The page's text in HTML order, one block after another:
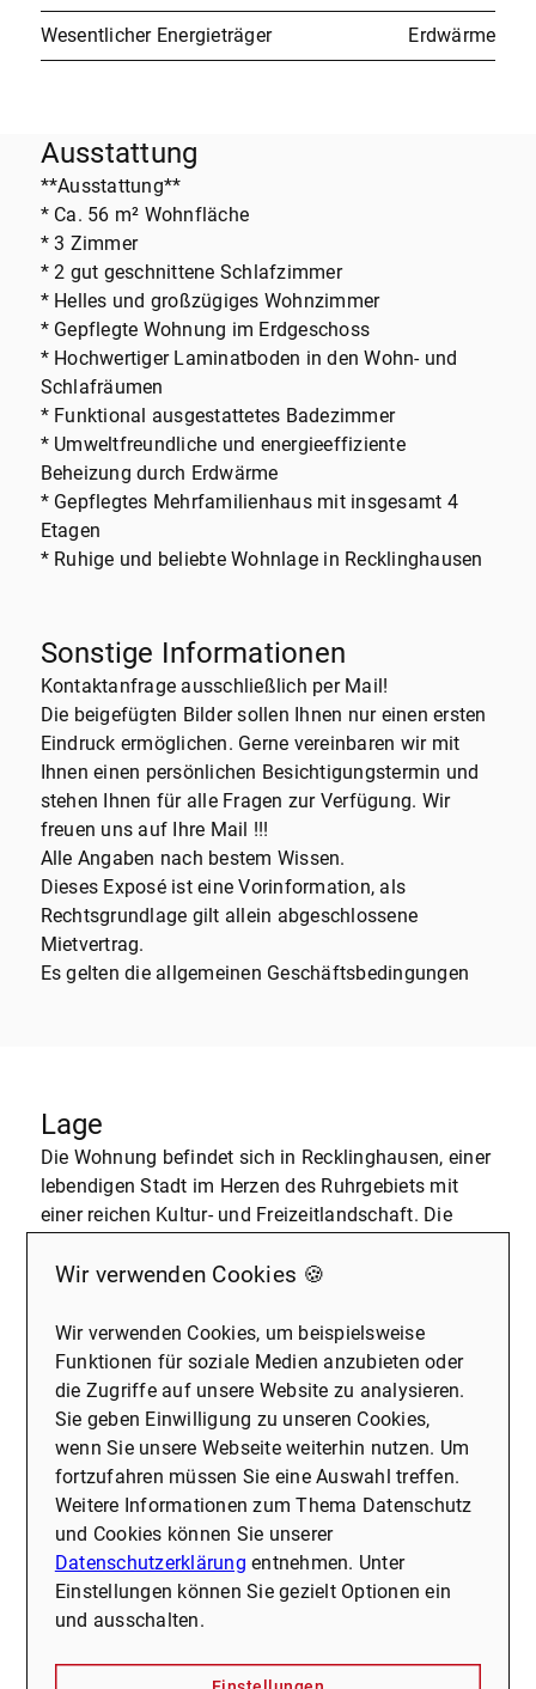
Wesentlicher Energieträger Erdwärme
Ausstattung
**Ausstattung**
* Ca. 56 m² Wohnfläche
* 3 Zimmer
* 2 gut geschnittene Schlafzimmer
* Helles und großzügiges Wohnzimmer
* Gepflegte Wohnung im Erdgeschoss
* Hochwertiger Laminatboden in den Wohn- und
Schlafräumen
* Funktional ausgestattetes Badezimmer
* Umweltfreundliche und energieeffiziente
Beheizung durch Erdwärme
* Gepflegtes Mehrfamilienhaus mit insgesamt 4
Etagen
* Ruhige und beliebte Wohnlage in Recklinghausen
Sonstige Informationen
Kontaktanfrage ausschließlich per Mail!
Die beigefügten Bilder sollen Ihnen nur einen ersten
Eindruck ermöglichen. Gerne vereinbaren wir mit
Ihnen einen persönlichen Besichtigungstermin und
stehen Ihnen für alle Fragen zur Verfügung. Wir
freuen uns auf Ihre Mail !!!
Alle Angaben nach bestem Wissen.
Dieses Exposé ist eine Vorinformation, als
Rechtsgrundlage gilt allein abgeschlossene
Mietvertrag.
Es gelten die allgemeinen Geschäftsbedingungen
Lage
Die Wohnung befindet sich in Recklinghausen, einer
lebendigen Stadt im Herzen des Ruhrgebiets mit
einer reichen Kultur- und Freizeitlandschaft. Die
einem gewachsenen Wohnquartier, das durch seine
Anbindung an das städtische Leben überzeugt.
Alltägliche Besorgungen lassen sich dank
nahegelegener Einkaufsmöglichkeiten, Supermärkte
und kleiner Fachgeschäfte schnell und
unkompliziert erledigen. Auch medizinische
Versorgung durch Arztpraxen und Apotheken in der
Umgebung ist gut gewährleistet. Für Familien mit
Kindern bietet das Viertel eine solide Infrastruktur
mit Kindertagesstätten und Schulen in erreichbarer
Nähe.
Die Anbindung an den öffentlichen Nahverkehr
Recklinghäuser Innenstadt sowie in die
Wir verwenden Cookies 🍪
Wir verwenden Cookies, um beispielsweise
Funktionen für soziale Medien anzubieten oder
die Zugriffe auf unsere Website zu analysieren.
Sie geben Einwilligung zu unseren Cookies,
wenn Sie unsere Webseite weiterhin nutzen. Um
fortzufahren müssen Sie eine Auswahl treffen.
Weitere Informationen zum Thema Datenschutz
und Cookies können Sie unserer
Datenschutzerklärung entnehmen. Unter
Einstellungen können Sie gezielt Optionen ein
und ausschalten.